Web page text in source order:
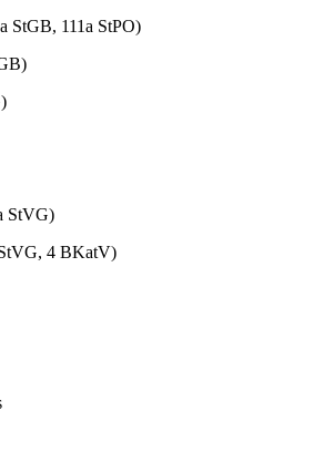
StGB, 111a StPO)
StVG)
4 BKatV)